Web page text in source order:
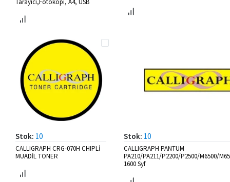
Tarayıcı,Fotokopi, A4, USB
Stok: 10
CALLIGRAPH CRG-070H CHIPLİ
MUADİL TONER
Stok: 10
CALLIGRAPH PANTUM
PA210/PA211/P2200/P2500/M6500/
1600 Syf